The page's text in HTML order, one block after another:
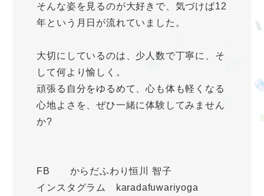
そんな姿を見るのが大好きで、気づけば12
年という月日が流れていました。
大切にしているのは、少人数で丁寧に、そ
して何より愉しく。
頑張る自分をゆるめて、心も体も軽くなる
心地よさを、ぜひ一緒に体験してみません
か?
FB からだふわり恒川 智子
インスタグラム karadafuwariyoga